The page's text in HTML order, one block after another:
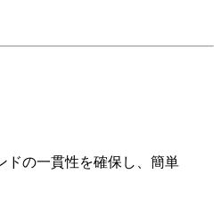
ドの一貫性を確保し、簡単